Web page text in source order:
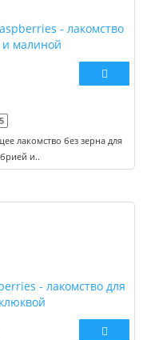
- лакомство
и малиной
лакомство без зерна для
и..
- лакомство для